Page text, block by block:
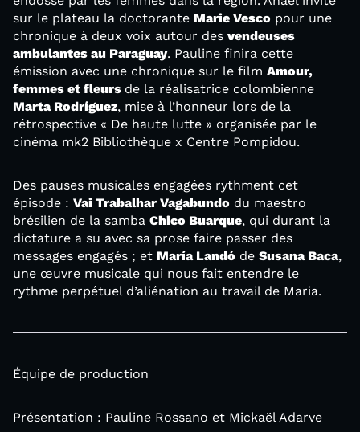
sur le plateau la doctorante Marie Vesco pour une
chronique à deux voix autour des vendeuses
ambulantes au Paraguay. Pauline finira cette
émission avec une chronique sur le film Amour,
femmes et fleurs de la réalisatrice colombienne
Marta Rodríguez, mise à l’honneur lors de la
rétrospective « De haute lutte » organisée par le
cinéma mk2 Bibliothèque x Centre Pompidou.
Des pauses musicales engagées rythment cet
épisode : Vai Trabalhar Vagabundo du maestro
brésilien de la samba Chico Buarque, qui durant la
dictature a su avec sa prose faire passer des
messages engagés ; et María Landó de Susana Baca,
une œuvre musicale qui nous fait entendre le
rythme perpétuel d’aliénation au travail de Maria.
Équipe de production
Présentation : Pauline Rossano et Mickaël Adarve